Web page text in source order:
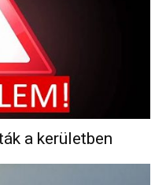
a kerületben